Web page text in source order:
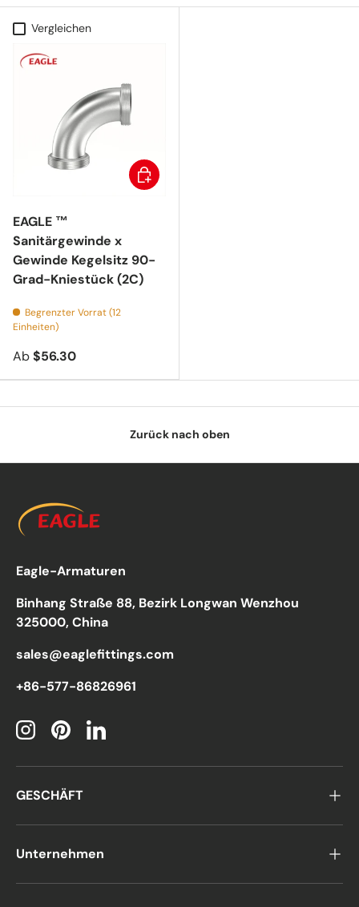
Vergleichen
EAGLE ™
Sanitärgewinde x
Gewinde Kegelsitz 90-
Grad-Kniestück (2C)
Begrenzter Vorrat (12
Einheiten)
Ab$56.30
Optionen auswählen
Zurück nach oben
Eagle-Armaturen
Binhang Straße 88, Bezirk Longwan Wenzhou
325000, China
sales@eaglefittings.com
+86-577-86826961
InstagramPinterestLinkedIn
GESCHÄFT
Unternehmen